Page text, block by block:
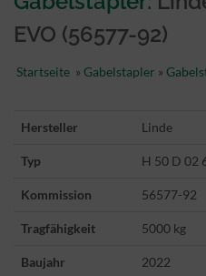
EVO (56577-92)
Startseite » Gabelstapler »
Hersteller Linde
Typ H 50 D 02
Kommission 56577-92
Tragfähigkeit 5000 kg
Baujahr 2022